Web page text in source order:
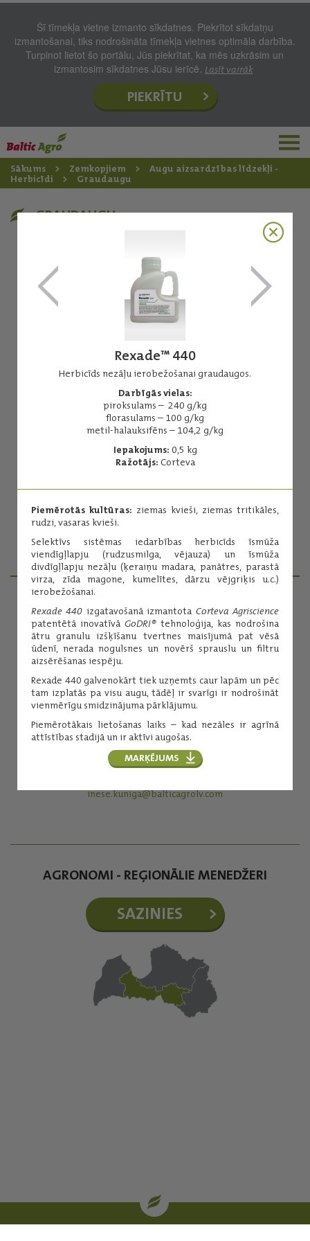
Šī tīmekļa vietne izmanto sīkdatnes. Piekrītot sīkdatņu
izmantošanai, tiks nodrošināta tīmekļa vietnes optimāla darbība.
Turpinot lietot šo portālu, Jūs piekrītat, ka mēs uzkrāsim un
izmantosim sīkdatnes Jūsu ierīcē. Lasīt vairāk
PIEKRĪTU
Sākums Zemkopjiem
Augu aizsardzības līdzekļi -
Herbicīdi
Graudaugu
Rexade™ 440
Herbicīds nezāļu ierobežošanai graudaugos.
Darbīgās vielas:
piroksulams – 240 g/kg
florasulams – 100 g/kg
metil-halauksifēns – 104,2 g/kg
Iepakojums: 0,5 kg
Ražotājs: Corteva
Piemērotās kultūras: ziemas kvieši, ziemas tritikāles,
rudzi, vasaras kvieši.
Selektīvs sistēmas iedarbības herbicīds īsmūža
viendīgļlapju (rudzusmilga, vējauza) un īsmūža
divdīgļlapju nezāļu (ķeraiņu madara, panātres, parastā
virza, zīda magone, kumelītes, dārzu vējgriķis u.c.)
ierobežošanai.
Rexade 440 izgatavošanā izmantota Corteva Agriscience
patentētā inovatīvā GoDRI® tehnoloģija, kas nodrošina
ātru granulu izšķīšanu tvertnes maisījumā pat vēsā
ūdenī, nerada nogulsnes un novērš sprauslu un filtru
aizsērēšanas iespēju.
Rexade 440 galvenokārt tiek uzņemts caur lapām un pēc
tam izplatās pa visu augu, tādēļ ir svarīgi ir nodrošināt
vienmērīgu smidzinājuma pārklājumu.
Piemērotākais lietošanas laiks – kad nezāles ir agrīnā
attīstības stadijā un ir aktīvi augošas.
MARĶĒJUMS
GRAUDAUGU
Ariane S
Herbicīds pret divdīgļlapju nezālēm.
Darbīgās vielas:
MCPA - 200 g/l
fluroksipirs - 40 g/l
Iepakojums:
5 l
Ražotājs:CORTEVA
Lasīt vairāk
PRODUKTU MENEDŽERI
Inese Kuniga
Augu aizsardzības līdzekļi
inese.kuniga@balticagrolv.com
AGRONOMI - REĢIONĀLIE MENEDŽERI
SAZINIES